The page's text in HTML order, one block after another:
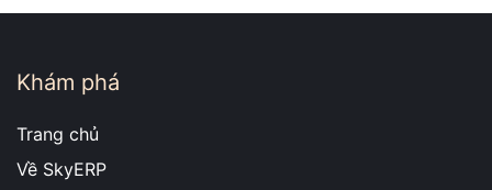
Khám phá
Trang chủ
Về SkyERP